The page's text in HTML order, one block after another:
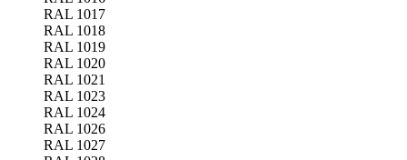
RAL 1017
RAL 1018
RAL 1019
RAL 1020
RAL 1021
RAL 1023
RAL 1024
RAL 1026
RAL 1027